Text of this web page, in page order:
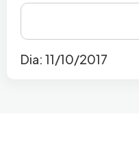
Dia: 11/10/2017